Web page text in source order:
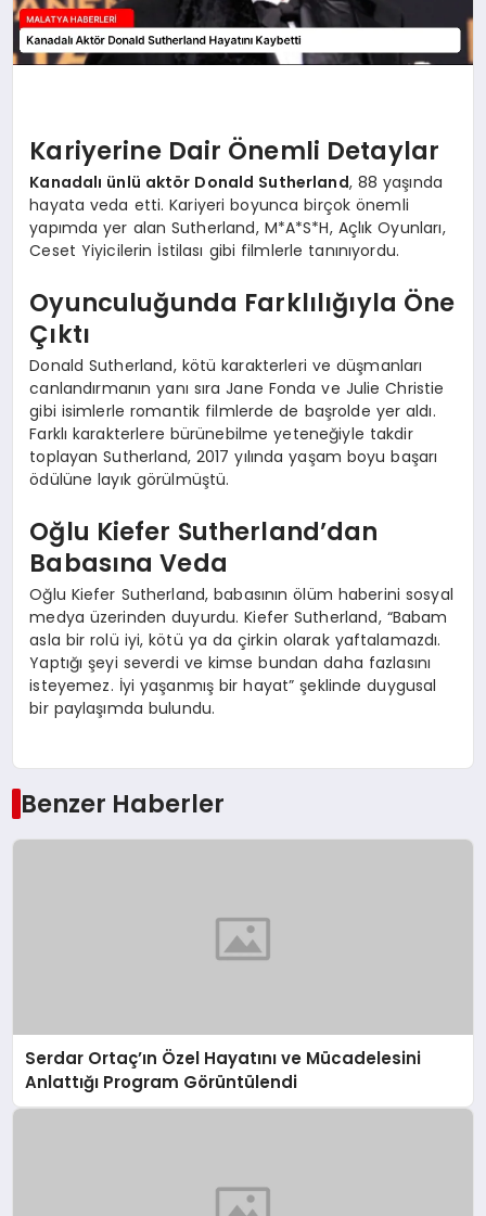
SPOR
Kariyerine Dair Önemli Detaylar
Kanadalı ünlü aktör Donald Sutherland, 88 yaşında
hayata veda etti. Kariyeri boyunca birçok önemli
yapımda yer alan Sutherland, M*A*S*H, Açlık Oyunları,
Ceset Yiyicilerin İstilası gibi filmlerle tanınıyordu.
Oyunculuğunda Farklılığıyla Öne
Çıktı
Donald Sutherland, kötü karakterleri ve düşmanları
canlandırmanın yanı sıra Jane Fonda ve Julie Christie
gibi isimlerle romantik filmlerde de başrolde yer aldı.
Farklı karakterlere bürünebilme yeteneğiyle takdir
toplayan Sutherland, 2017 yılında yaşam boyu başarı
ödülüne layık görülmüştü.
Oğlu Kiefer Sutherland’dan
Babasına Veda
Oğlu Kiefer Sutherland, babasının ölüm haberini sosyal
medya üzerinden duyurdu. Kiefer Sutherland, “Babam
asla bir rolü iyi, kötü ya da çirkin olarak yaftalamazdı.
Yaptığı şeyi severdi ve kimse bundan daha fazlasını
isteyemez. İyi yaşanmış bir hayat” şeklinde duygusal
bir paylaşımda bulundu.
Benzer Haberler
Serdar Ortaç’ın Özel Hayatını ve Mücadelesini
Anlattığı Program Görüntülendi